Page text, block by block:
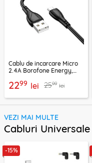
Cablu de incarcare Micro
2.4A Borofone Energy,
2299 lei 2599 lei
VEZI MAI MULTE
Cabluri Universale
-15%